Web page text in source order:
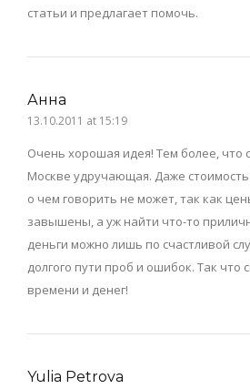
статьи и предлагает помочь.
Анна
13.10.2011 at 15:19
Очень хорошая идея! Тем более, что
Москве удручающая. Даже стоимость
о чем говорить не может, так как
завышены, а уж найти что-то
деньги можно лишь по счастливой
долгого пути проб и ошибок. Так что
времени и денег!
Yulia Petrova